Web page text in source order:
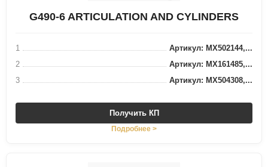
G490-6 ARTICULATION AND CYLINDERS
1
Артикул: MX502144,...
2
Артикул: MX161485,...
3
Артикул: MX504308,...
Получить КП
Подробнее >